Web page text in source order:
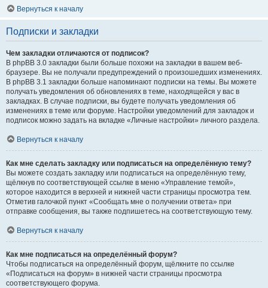
Вернуться к началу
Подписки и закладки
Чем закладки отличаются от подписок?
В phpBB 3.0 закладки были больше похожи на закладки в вашем веб-
браузере. Вы не получали предупреждений о произошедших изменениях.
В phpBB 3.1 закладки больше напоминают подписки на темы. Вы можете
получать уведомления об обновлениях в теме, находящейся у вас в
закладках. В случае подписки, вы будете получать уведомления об
изменениях в теме или форуме. Настройки уведомлений для закладок и
подписок можно задать на вкладке «Личные настройки» личного раздела.
Вернуться к началу
Как мне сделать закладку или подписаться на определённую тему?
Вы можете создать закладку или подписаться на определённую тему,
щёлкнув по соответствующей ссылке в меню «Управление темой»,
которое находится в верхней и нижней части страницы просмотра тем.
Отметив галочкой пункт «Сообщать мне о получении ответа» при
отправке сообщения, вы также подпишетесь на соответствующую тему.
Вернуться к началу
Как мне подписаться на определённый форум?
Чтобы подписаться на определённый форум, щёлкните по ссылке
«Подписаться на форум» в нижней части страницы просмотра
соответствующего форума.